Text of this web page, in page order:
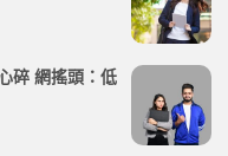
碎 網搖頭：低